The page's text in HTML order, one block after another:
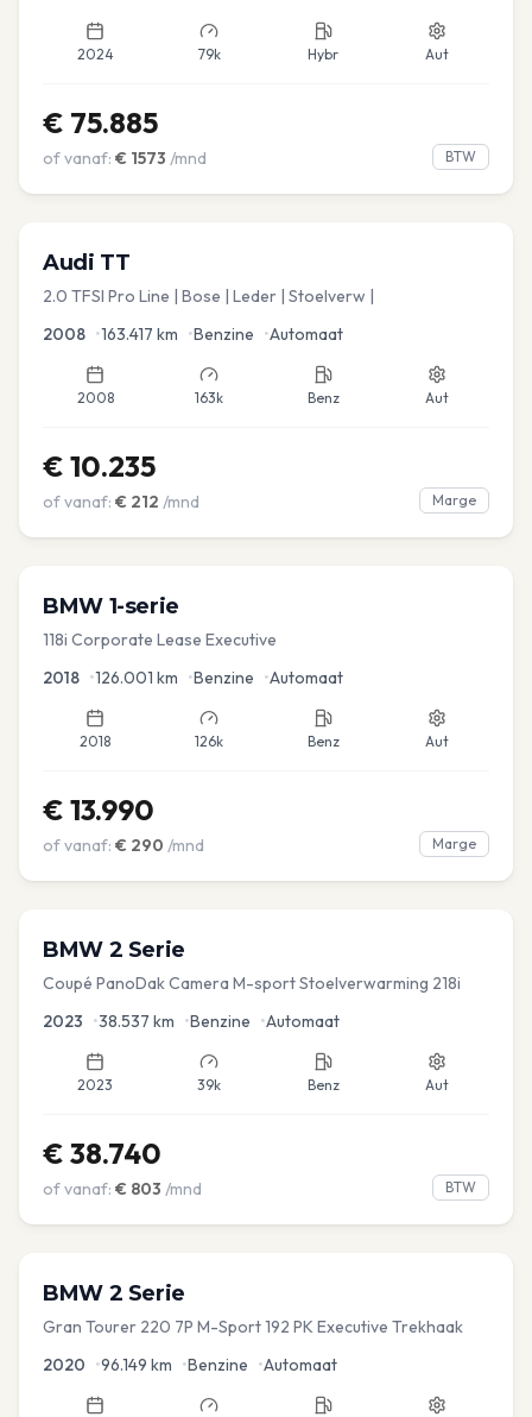
2024 79k Hybr Aut
€ 75.885
of vanaf: € 1573 /mnd BTW
Audi TT
2.0 TFSI Pro Line | Bose | Leder | Stoelverw |
2008 •163.417 km •Benzine •Automaat
2008 163k Benz Aut
€ 10.235
of vanaf: € 212 /mnd Marge
BMW 1-serie
118i Corporate Lease Executive
2018 •126.001 km •Benzine •Automaat
2018 126k Benz Aut
€ 13.990
of vanaf: € 290 /mnd Marge
BMW 2 Serie
Coupé PanoDak Camera M-sport Stoelverwarming 218i
2023 •38.537 km •Benzine •Automaat
2023 39k Benz Aut
€ 38.740
of vanaf: € 803 /mnd BTW
BMW 2 Serie
Gran Tourer 220 7P M-Sport 192 PK Executive Trekhaak
2020 •96.149 km •Benzine •Automaat